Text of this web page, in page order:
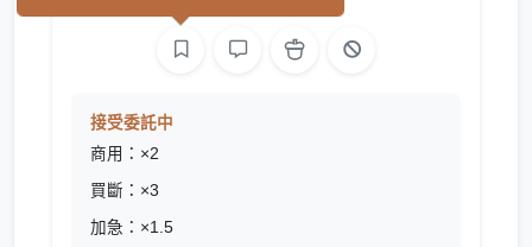
接受委託中
商用：×2
買斷：×3
加急：×1.5